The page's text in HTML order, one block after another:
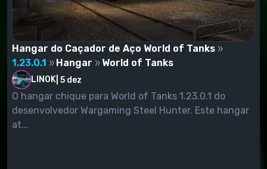
Hangar do Caçador de Aço World of Tanks
1.23.0.1
Hangar World of Tanks
LINOK 5 dez
O hangar chique para World of Tanks 1.23.0.1 do
desenvolvedor Wargaming Steel Hunter. Este hangar
at...